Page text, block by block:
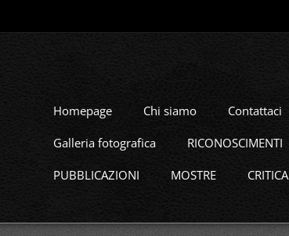
Homepage Chi siamo Contattaci
Galleria fotografica RICONOSCIMENTI
PUBBLICAZIONI MOSTRE CRITICA